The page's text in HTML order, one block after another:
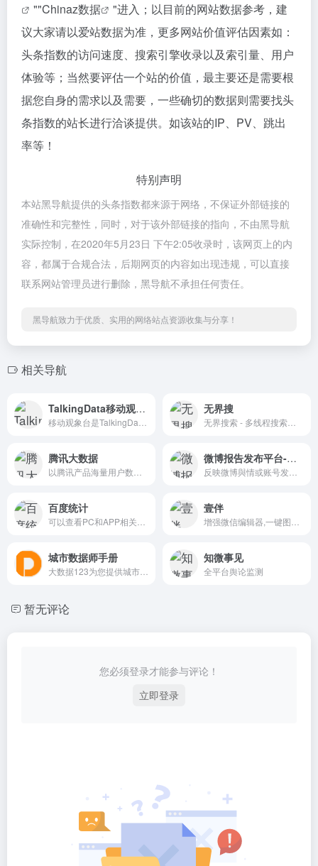
""Chinaz数据
"进入；以目前的网站数据参考，建
议大家请以爱站数据为准，更多网站价值评估因素如：
头条指数的访问速度、搜索引擎收录以及索引量、用户
体验等；当然要评估一个站的价值，最主要还是需要根
据您自身的需求以及需要，一些确切的数据则需要找头
条指数的站长进行洽谈提供。如该站的IP、PV、跳出
率等！
特别声明
本站黑导航提供的头条指数都来源于网络，不保证外部链接的
准确性和完整性，同时，对于该外部链接的指向，不由黑导航
实际控制，在2020年5月23日 下午2:05收录时，该网页上的内
容，都属于合规合法，后期网页的内容如出现违规，可以直接
联系网站管理员进行删除，黑导航不承担任何责任。
黑导航致力于优质、实用的网络站点资源收集与分享！
相关导航
TalkingData移动观象台 无界搜
腾讯大数据 微博报告发布平台-微报告
百度统计 壹伴
城市数据师手册 知微事见
全平台舆论监测
暂无评论
您必须登录才能参与评论！
立即登录